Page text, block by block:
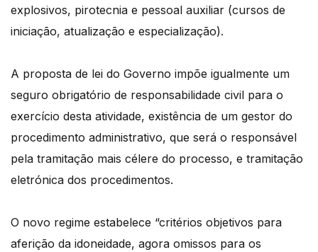
explosivos, pirotecnia e pessoal auxiliar (cursos de
iniciação, atualização e especialização).
A proposta de lei do Governo impõe igualmente um
seguro obrigatório de responsabilidade civil para o
exercício desta atividade, existência de um gestor do
procedimento administrativo, que será o responsável
pela tramitação mais célere do processo, e tramitação
eletrónica dos procedimentos.
O novo regime estabelece “critérios objetivos para
aferição da idoneidade, agora omissos para os